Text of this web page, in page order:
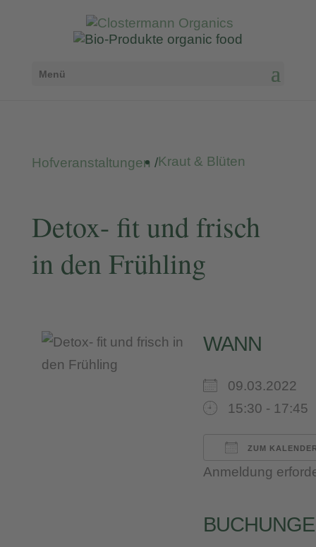
Menü
Hofveranstaltungen /Kraut & Blüten
Detox- fit und frisch
in den Frühling
WANN
09.03.2022
15:30 - 17:45
ZUM
ICS Google
Anmeldung